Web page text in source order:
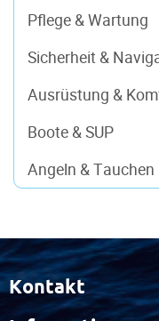
Pflege & Wartung
Sicherheit &
Ausrüstung &
Boote & SUP
Angeln & Tauchen
Kontakt